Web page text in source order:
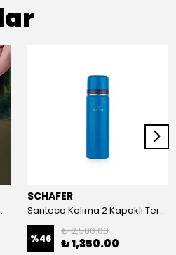
Santeco Ktwo Sporcu Termosu 500 ml-Yeşil
SCHAFER
Santeco Kolima 2 Kapaklı Termos-1 Litre Mavi
%46
₺ 2,500.00
₺ 1,350.00